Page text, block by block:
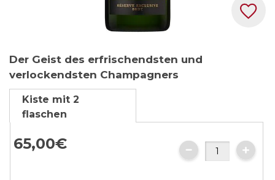
Anfang
der
Bildgalerie
springen
Der Geist des erfrischendsten und
verlockendsten Champagners
Kiste mit 2
flaschen
65,00€